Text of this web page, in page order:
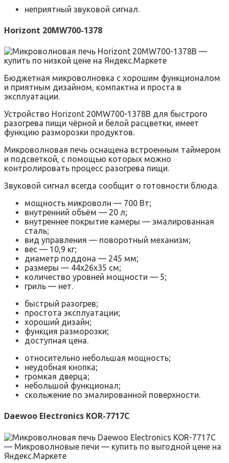
неприятный звуковой сигнал.
Horizont 20MW700-1378
Бюджетная микроволновка с хорошим функционалом
и приятным дизайном, компактна и проста в
эксплуатации.
Устройство Horizont 20MW700-1378B для быстрого
разогрева пищи чёрной и белой расцветки, имеет
функцию разморозки продуктов.
Микроволновая печь оснащена встроенным таймером
и подсветкой, с помощью которых можно
контролировать процесс разогрева пищи.
Звуковой сигнал всегда сообщит о готовности блюда.
мощность микроволн — 700 Вт;
внутренний объём — 20 л;
внутреннее покрытие камеры — эмалированная
сталь;
вид управления — поворотный механизм;
вес — 10,9 кг;
диаметр поддона — 245 мм;
размеры — 44x26x35 cм;
количество уровней мощности — 5;
гриль — нет.
быстрый разогрев;
простота эксплуатации;
хороший дизайн;
функция разморозки;
доступная цена.
относительно небольшая мощность;
неудобная кнопка;
громкая дверца;
небольшой функционал;
скольжение по эмалированной поверхности.
Daewoo Electronics KOR-7717C